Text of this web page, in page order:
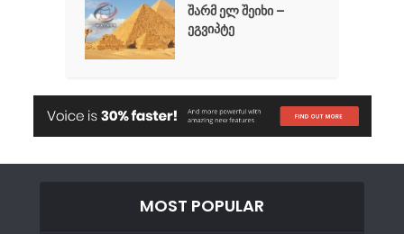
შარმ ელ შეიხი –
ეგვიპტე
MOST POPULAR